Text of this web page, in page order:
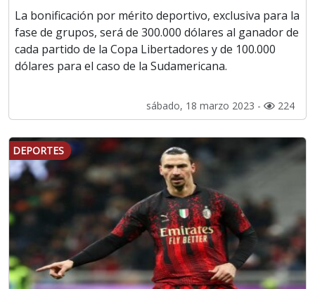
La bonificación por mérito deportivo, exclusiva para la
fase de grupos, será de 300.000 dólares al ganador de
cada partido de la Copa Libertadores y de 100.000
dólares para el caso de la Sudamericana.
sábado, 18 marzo 2023 - 224
DEPORTES